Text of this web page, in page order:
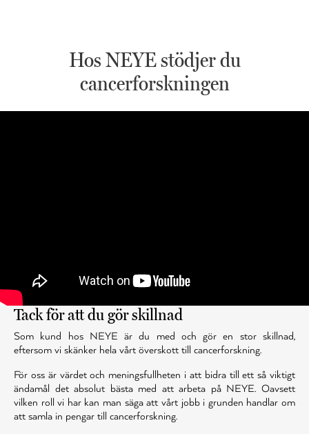
Hos NEYE stödjer du
cancerforskningen
Tack för att du gör skillnad
Som kund hos NEYE är du med och gör en stor skillnad,
eftersom vi skänker hela vårt överskott till cancerforskning.
För oss är värdet och meningsfullheten i att bidra till ett så viktigt
ändamål det absolut bästa med att arbeta på NEYE. Oavsett
vilken roll vi har kan man säga att vårt jobb i grunden handlar om
att samla in pengar till cancerforskning.